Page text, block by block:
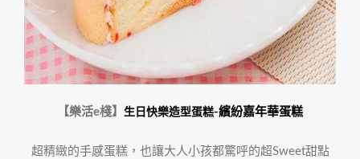
【樂活e棧】 生日快樂造型蛋糕-繽紛嘉年華蛋糕
超精緻的手感蛋糕，也讓大人小孩都驚呼的超Sweet甜點